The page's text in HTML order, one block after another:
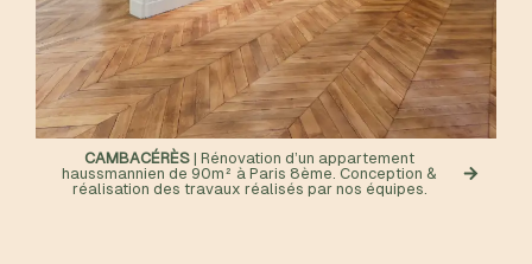
CAMBACÉRÈS | Rénovation d’un appartement
haussmannien de 90m² à Paris 8ème. Conception &
réalisation des travaux réalisés par nos équipes.